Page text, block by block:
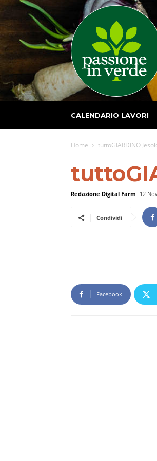
CALENDARIO LAVORI
Home tuttoGIARDINO
Redazione Digital Farm 12
Condividi
Facebook